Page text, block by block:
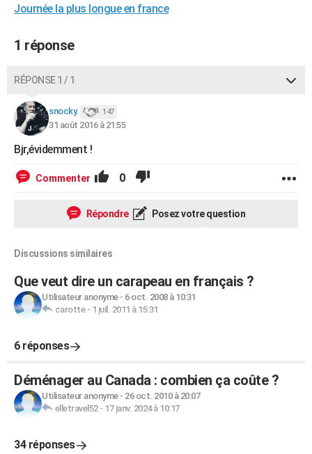
CARTE DE VOEUX
Carte de Noël
Carte Bonne année
Carte Saint-Valentin
Carte Pâques
Carte d'anniversaire
DICTIONNAIRE
S'inscrire
Se connecter
Lycées
Collèges
Primaires
Universités
Entreprises
Service militaire
Avis de recherche
AVIS DE DÉCÈS
FORUM
Bricolage
Lifestyle
Culture
Sport
Auto
Television
Voyage
Cinema
Journée la plus longue en france
1 réponse
RÉPONSE 1 / 1
snocky. 147
31 août 2016 à 21:55
Bjr,évidemment !
Commenter 0
Répondre Posez votre question
Discussions similaires
Que veut dire un carapeau en français ?
Utilisateur anonyme- 6 oct. 2008 à 10:31
carotte- 1 juil. 2011 à 15:31
6 réponses
Déménager au Canada : combien ça coûte ?
Utilisateur anonyme- 26 oct. 2010 à 20:07
elletravel52- 17 janv. 2024 à 10:17
34 réponses